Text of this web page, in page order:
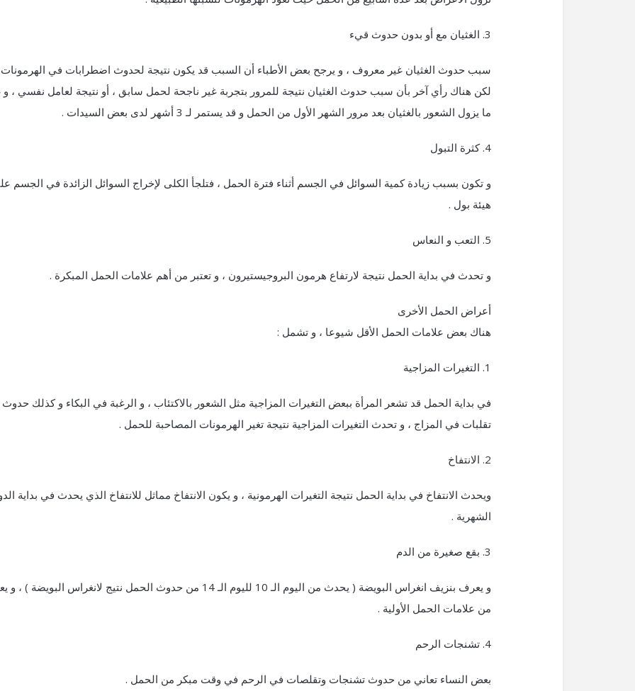
3. الغثيان مع أو بدون حدوث قيء
سبب حدوث الغثيان غير معروف ، و يرجح بعض الأطباء أن السبب قد يكون نتيجة لحدوث اضطرابات في الهرمونات
لكن هناك رأي آخر بأن سبب حدوث الغثيان نتيجة للمرور بتجربة غير ناجحة لحمل سابق ، أو نتيجة لعامل نفسي ، و
ما يزول الشعور بالغثيان بعد مرور الشهر الأول من الحمل و قد يستمر لـ 3 أشهر لدى بعض السيدات .
4. كثرة التبول
و تكون بسبب زيادة كمية السوائل في الجسم أثناء فترة الحمل ، فتلجأ الكلى لإخراج السوائل الزائدة في الجسم
هيئة بول .
5. التعب و النعاس
و تحدث في بداية الحمل نتيجة لارتفاع هرمون البروجيستيرون ، و تعتبر من أهم علامات الحمل المبكرة .
أعراض الحمل الأخرى
هناك بعض علامات الحمل الأقل شيوعا ، و تشمل :
1. التغيرات المزاجية
في بداية الحمل قد تشعر المرأة ببعض التغيرات المزاجية مثل الشعور بالاكتئاب ، و الرغبة في البكاء و كذلك حدوث
تقلبات في المزاج ، و تحدث التغيرات المزاجية نتيجة تغير الهرمونات المصاحبة للحمل .
2. الانتفاخ
ويحدث الانتفاخ في بداية الحمل نتيجة التغيرات الهرمونية ، و يكون الانتفاخ مماثل للانتفاخ الذي يحدث في بداية
الشهرية .
3. بقع صغيرة من الدم
و يعرف بنزيف انغراس البويضة ( يحدث من اليوم الـ 10 لليوم الـ 14 من حدوث الحمل نتيج لانغراس البويضة )
من علامات الحمل الأولية .
4. تشنجات الرحم
بعض النساء تعاني من حدوث تشنجات وتقلصات في الرحم في وقت مبكر من الحمل .